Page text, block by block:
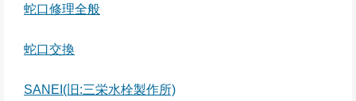
蛇口修理全般
蛇口交換
SANEI(旧:三栄水栓製作所)